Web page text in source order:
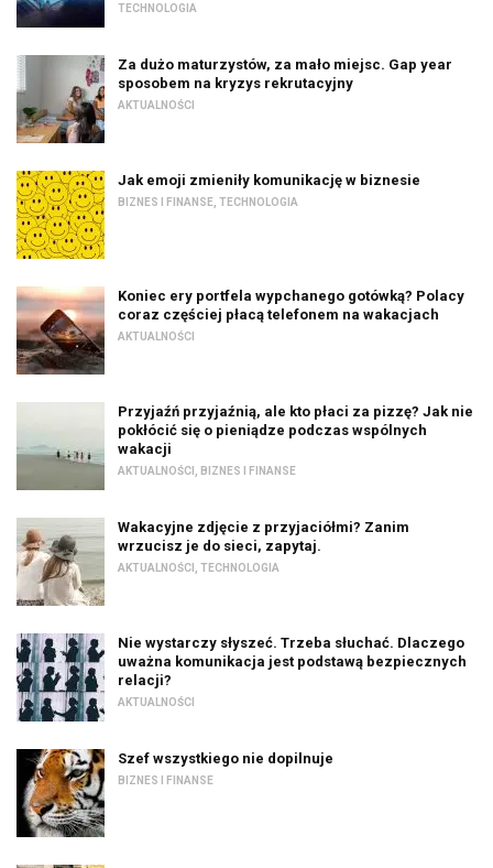
TECHNOLOGIA
Za dużo maturzystów, za mało miejsc. Gap year
sposobem na kryzys rekrutacyjny
AKTUALNOŚCI
Jak emoji zmieniły komunikację w biznesie
BIZNES I FINANSE TECHNOLOGIA
Koniec ery portfela wypchanego gotówką? Polacy
coraz częściej płacą telefonem na wakacjach
AKTUALNOŚCI
Przyjaźń przyjaźnią, ale kto płaci za pizzę? Jak nie
pokłócić się o pieniądze podczas wspólnych
wakacji
AKTUALNOŚCI BIZNES I FINANSE
Wakacyjne zdjęcie z przyjaciółmi? Zanim
wrzucisz je do sieci, zapytaj.
AKTUALNOŚCI TECHNOLOGIA
Nie wystarczy słyszeć. Trzeba słuchać. Dlaczego
uważna komunikacja jest podstawą bezpiecznych
relacji?
AKTUALNOŚCI
Szef wszystkiego nie dopilnuje
BIZNES I FINANSE